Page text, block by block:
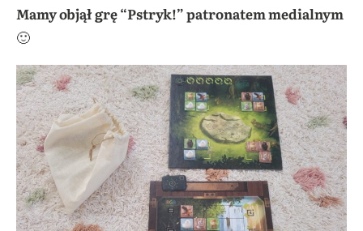
Mamy objął grę “Pstryk!” patronatem medialnym
🙂